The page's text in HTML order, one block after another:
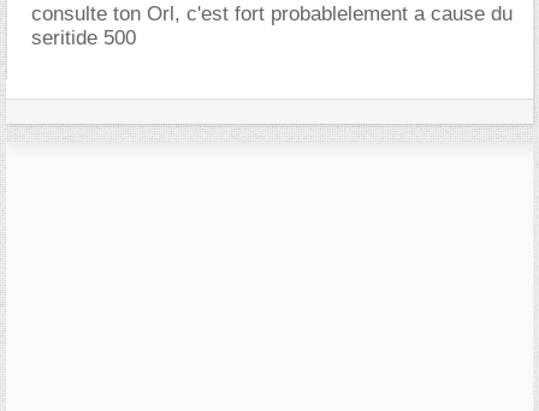
consulte ton Orl, c'est fort probablelement a cause du
seritide 500